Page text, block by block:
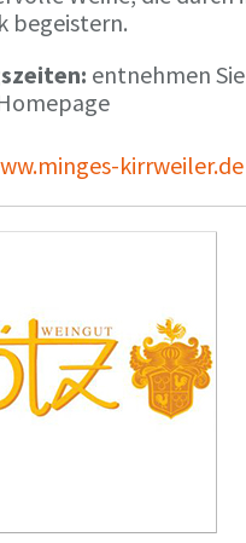
begeistern.
entnehmen
kirrweiler.de